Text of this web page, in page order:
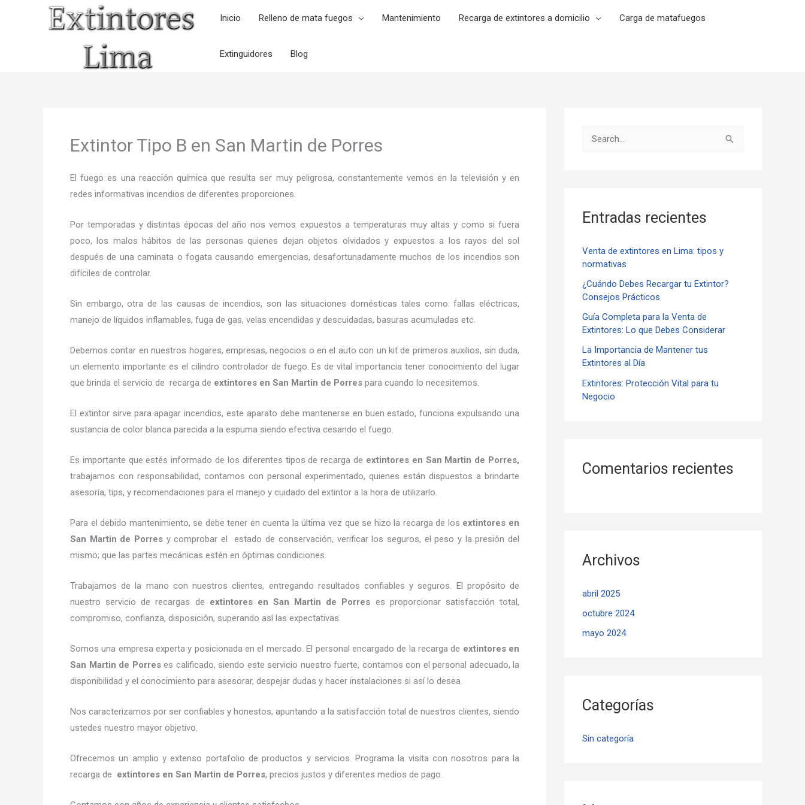
Inicio Relleno de mata fuegos Mantenimiento Recarga de extintores a domicilio Carga de matafuegos
Extinguidores Blog
Extintor Tipo B en San Martin de Porres
El fuego es una reacción química que resulta ser muy peligrosa, constantemente vemos en la televisión y en
redes informativas incendios de diferentes proporciones.
Por temporadas y distintas épocas del año nos vemos expuestos a temperaturas muy altas y como si fuera
poco, los malos hábitos de las personas quienes dejan objetos olvidados y expuestos a los rayos del sol
después de una caminata o fogata causando emergencias, desafortunadamente muchos de los incendios son
difíciles de controlar.
Sin embargo, otra de las causas de incendios, son las situaciones domésticas tales como: fallas eléctricas,
manejo de líquidos inflamables, fuga de gas, velas encendidas y descuidadas, basuras acumuladas etc.
Debemos contar en nuestros hogares, empresas, negocios o en el auto con un kit de primeros auxilios, sin duda,
un elemento importante es el cilindro controlador de fuego. Es de vital importancia tener conocimiento del lugar
que brinda el servicio de recarga de extintores en San Martin de Porres para cuando lo necesitemos.
El extintor sirve para apagar incendios, este aparato debe mantenerse en buen estado, funciona expulsando una
sustancia de color blanca parecida a la espuma siendo efectiva cesando el fuego.
Es importante que estés informado de los diferentes tipos de recarga de extintoresen San Martin de Porres,
trabajamos con responsabilidad, contamos con personal experimentado, quienes están dispuestos a brindarte
asesoría, tips, y recomendaciones para el manejo y cuidado del extintor a la hora de utilizarlo.
Para el debido mantenimiento, se debe tener en cuenta la última vez que se hizo la recarga de los extintores en
San Martin de Porres y comprobar el estado de conservación, verificar los seguros, el peso y la presión del
mismo; que las partes mecánicas estén en óptimas condiciones.
Trabajamos de la mano con nuestros clientes, entregando resultados confiables y seguros. El propósito de
nuestro servicio de recargas de extintoresen San Martin de Porres es proporcionar satisfacción total,
compromiso, confianza, disposición, superando así las expectativas.
Somos una empresa experta y posicionada en el mercado. El personal encargado de la recarga de extintoresen
San Martin de Porreses calificado, siendo este servicio nuestro fuerte, contamos con el personal adecuado, la
disponibilidad y el conocimiento para asesorar, despejar dudas y hacer instalaciones si así lo desea.
Nos caracterizamos por ser confiables y honestos, apuntando a la satisfacción total de nuestros clientes, siendo
ustedes nuestro mayor objetivo.
Ofrecemos un amplio y extenso portafolio de productos y servicios. Programa la visita con nosotros para la
recarga de extintores en San Martin de Porres, precios justos y diferentes medios de pago.
a
p
o
r
Entradas recientes
Venta de extintores en Lima: tipos y
normativas
¿Cuándo Debes Recargar tu Extintor?
Consejos Prácticos
Guía Completa para la Venta de
Extintores: Lo que Debes Considerar
La Importancia de Mantener tus
Extintores al Día
Extintores: Protección Vital para tu
Negocio
Comentarios recientes
Archivos
abril 2025
octubre 2024
mayo 2024
Categorías
Sin categoría